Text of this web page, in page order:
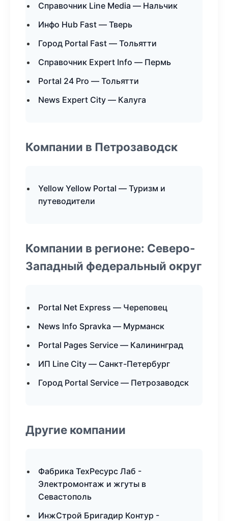
Справочник Line Media — Нальчик
Инфо Hub Fast — Тверь
Город Portal Fast — Тольятти
Справочник Expert Info — Пермь
Portal 24 Pro — Тольятти
News Expert City — Калуга
Компании в Петрозаводск
Yellow Yellow Portal — Туризм и
путеводители
Компании в регионе: Северо-
Западный федеральный округ
Portal Net Express — Череповец
News Info Spravka — Мурманск
Portal Pages Service — Калининград
ИП Line City — Санкт-Петербург
Город Portal Service — Петрозаводск
Другие компании
Фабрика ТехРесурс Лаб -
Электромонтаж и жгуты в
Севастополь
ИнжСтрой Бригадир Контур -